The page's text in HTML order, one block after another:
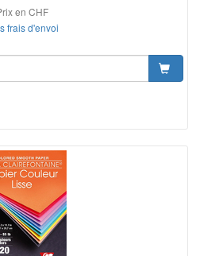
en CHF
frais d'envoi